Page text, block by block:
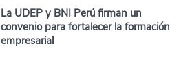
La UDEP y BNI Perú firman un
convenio para fortalecer la formación
empresarial